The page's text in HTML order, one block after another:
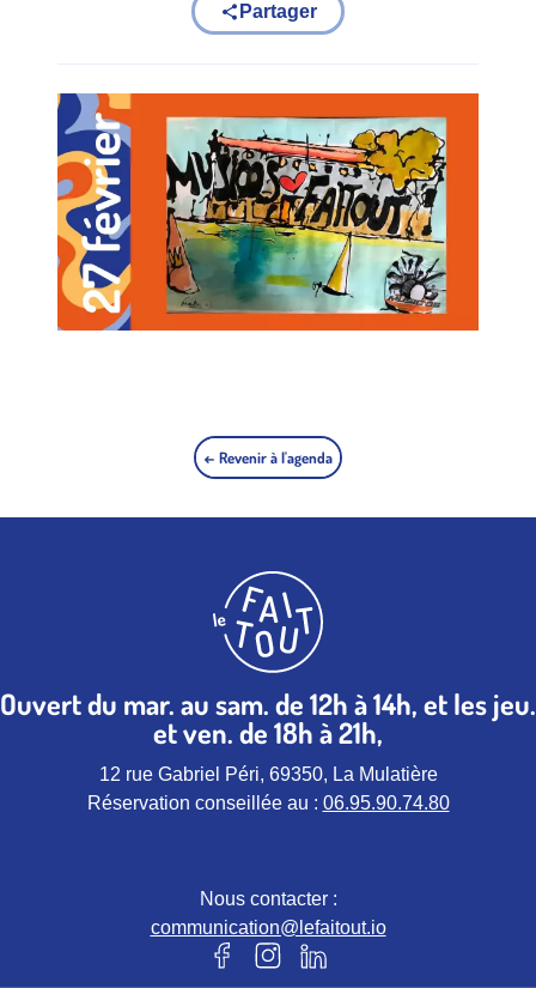
Partager
← Revenir à l'agenda
Ouvert du mar. au sam. de 12h à 14h, et les jeu.
et ven. de 18h à 21h,
12 rue Gabriel Péri, 69350, La Mulatière
Réservation conseillée au : 06.95.90.74.80
Nous contacter :
communication@lefaitout.io
Notre page Facebook (nouvel
Notre page instagram (nouvel
Notre page Linkedin